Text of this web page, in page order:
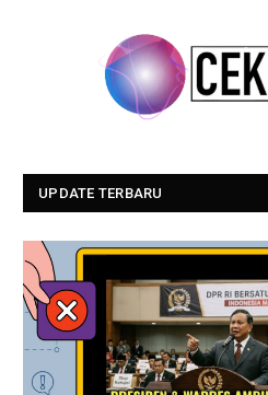
UPDATE TERBARU